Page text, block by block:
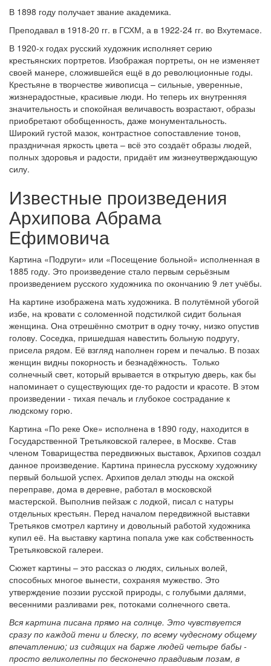
В 1898 году получает звание академика.
Преподавал в 1918-20 гг. в ГСХМ, а в 1922-24 гг. во Вхутемасе.
В 1920-х годах русский художник исполняет серию
крестьянских портретов. Изображая портреты, он не изменяет
своей манере, сложившейся ещё в до революционные годы.
Крестьяне в творчестве живописца – сильные, уверенные,
жизнерадостные, красивые люди. Но теперь их внутренняя
значительность и спокойная величавость возрастают, образы
приобретают обобщенность, даже монументальность.
Широкий густой мазок, контрастное сопоставление тонов,
праздничная яркость цвета – всё это создаёт образы людей,
полных здоровья и радости, придаёт им жизнеутверждающую
силу.
Известные произведения
Архипова Абрама
Ефимовича
Картина «Подруги» или «Посещение больной» исполненная в
1885 году. Это произведение стало первым серьёзным
произведением русского художника по окончанию 9 лет учёбы.
На картине изображена мать художника. В полутёмной убогой
избе, на кровати с соломенной подстилкой сидит больная
женщина. Она отрешённо смотрит в одну точку, низко опустив
голову. Соседка, пришедшая навестить больную подругу,
присела рядом. Её взгляд наполнен горем и печалью. В позах
женщин видны покорность и безнадёжность. Только
солнечный свет, который врывается в открытую дверь, как бы
напоминает о существующих где-то радости и красоте. В этом
произведении - тихая печаль и глубокое сострадание к
людскому горю.
Картина «По реке Оке» исполнена в 1890 году, находится в
Государственной Третьяковской галерее, в Москве. Став
членом Товарищества передвижных выставок, Архипов создал
данное произведение. Картина принесла русскому художнику
первый большой успех. Архипов делал этюды на окской
переправе, дома в деревне, работал в московской
мастерской. Выполнив пейзаж с лодкой, писал с натуры
отдельных крестьян. Перед началом передвижной выставки
Третьяков смотрел картину и довольный работой художника
купил её. На выставку картина попала уже как собственность
Третьяковской галереи.
Сюжет картины – это рассказ о людях, сильных волей,
способных многое вынести, сохраняя мужество. Это
утверждение поэзии русской природы, с голубыми далями,
весенними разливами рек, потоками солнечного света.
Вся картина писана прямо на солнце. Это чувствуется
сразу по каждой тени и блеску, по всему чудесному общему
впечатлению; из сидящих на барже людей четыре бабы -
просто великолепны по бесконечно правдивым позам, в